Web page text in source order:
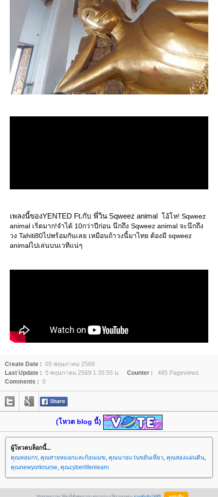
เพลงนี้ของYENTED Ft.กับ พี่วิน Sqweez animal อ้โห! Sqweez
animal เริ่ดมาก!จำได้ 10กว่าปีก่อน นึกถึง Sqweez animal จะนึกถึง
วง Tahiti80ไปพร้อมกันเลย เหมือนถ้าวงนี้มาไทย ต้องมี sqweez
animalไปเล่นบนเวทีแน่ๆ
Create Date : 05 พฤษภาคม 2569
Last Update : 5 พฤษภาคม 2569 1:35:55 น. Counter :
485 Pageviews.
Comments : 0
(โหวต blog นี้)
ผู้โหวตบล็อกนี้...
คุณหอมกร, คุณสายหมอกและก้อนเมฆ, คุณนายแว่นขยันเที่ยว, คุณสองแผ่นดิน,
คุณnewyorknurse, คุณcyberlifenlearn
BlogGang.com ใช้คุกกี้เพื่อพัฒนาประสบการณ์การใช้งานของคุณ อ่านเพิ่มเติมได้ที่นี่